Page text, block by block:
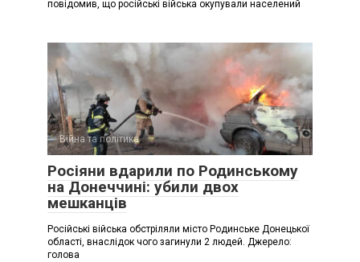
повідомив, що російські війська окупували населений
Війна та політика
Росіяни вдарили по Родинському
на Донеччині: убили двох
мешканців
Російські війська обстріляли місто Родинське Донецької
області, внаслідок чого загинули 2 людей. Джерело:
голова